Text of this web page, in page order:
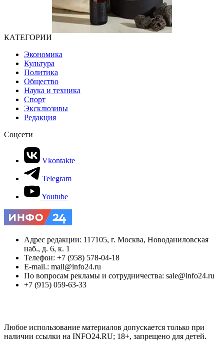
КАТЕГОРИИ
Экономика
Культура
Политика
Общество
Наука и техника
Спорт
Эксклюзивы
Редакция
Соцсети
Vkontakte
Telegram
Youtube
Адрес редакции: 117105, г. Москва, Новоданиловская
наб., д. 6, к. 1
Телефон: +7 (958) 578-04-18
E-mail.: mail@info24.ru
По вопросам рекламы и сотрудничества: sale@info24.ru
+7 (915) 059-63-33
Любое использование материалов допускается только при
наличии ссылки на INFO24.RU; 18+, запрещено для детей.